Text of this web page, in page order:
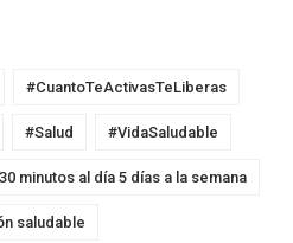
#CuantoTeActivasTeLiberas
#Salud #VidaSaludable
30 minutos al día 5 días a la semana
saludable